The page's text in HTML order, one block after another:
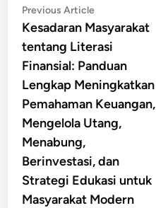
Post
navigation
Previous ArticlePrevious
article:
Kesadaran Masyarakat
tentang Literasi
Finansial: Panduan
Lengkap Meningkatkan
Pemahaman Keuangan,
Mengelola Utang,
Menabung,
Berinvestasi, dan
Strategi Edukasi untuk
Masyarakat Modern